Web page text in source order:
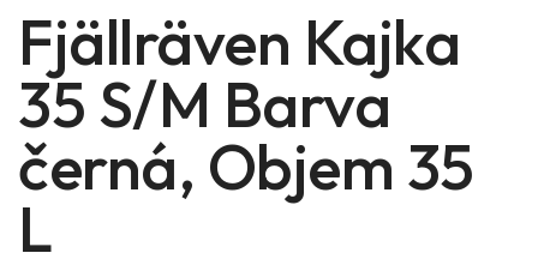
Fjällräven Kajka
35 S/M Barva
černá, Objem 35
L